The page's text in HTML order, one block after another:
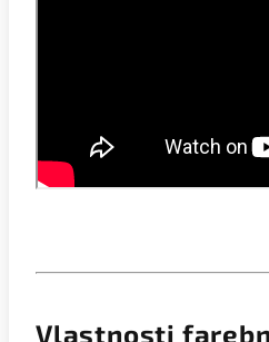
Vlastnosti